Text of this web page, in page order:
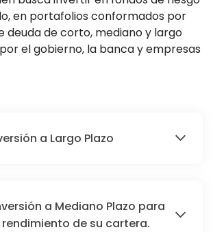
en portafolios conformados por
deuda de corto, mediano y largo
el gobierno, la banca y empresas
a Largo Plazo
a Mediano Plazo para
de su cartera.